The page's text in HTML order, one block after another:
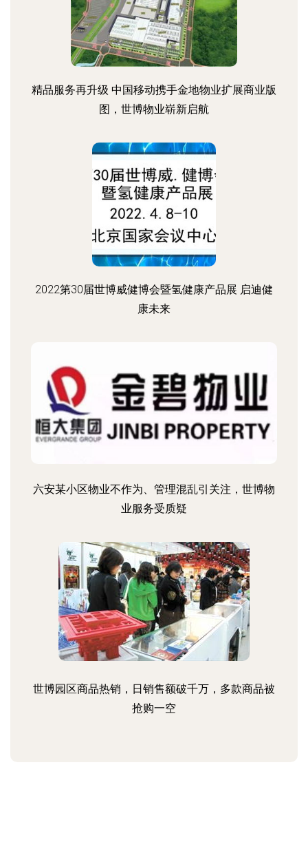
精品服务再升级 中国移动携手金地物业扩展商业版
图，世博物业崭新启航
2022第30届世博威健博会暨氢健康产品展 启迪健
康未来
六安某小区物业不作为、管理混乱引关注，世博物
业服务受质疑
世博园区商品热销，日销售额破千万，多款商品被
抢购一空